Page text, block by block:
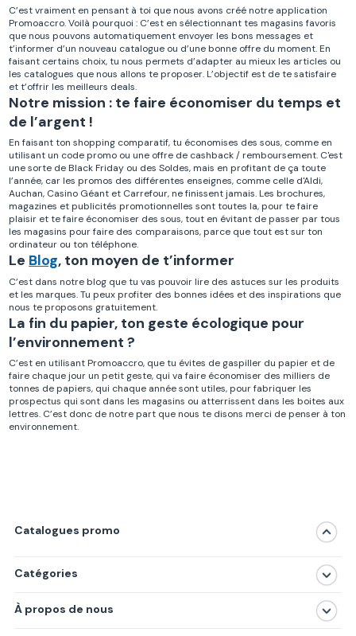
C’est vraiment en pensant à toi que nous avons créé notre application
Promoaccro. Voilà pourquoi : C’est en sélectionnant tes magasins favoris
que nous pouvons automatiquement envoyer les bons messages et
t’informer d’un nouveau catalogue ou d’une bonne offre du moment. En
faisant certains choix, tu nous permets d’adapter au mieux les articles ou
les catalogues que nous allons te proposer. L’objectif est de te satisfaire
et t’offrir les meilleurs deals.
Notre mission : te faire économiser du temps et
de l’argent !
En faisant ton shopping comparatif, tu économises des sous, comme en
utilisant un code promo ou une offre de cashback / remboursement. C'est
une sorte de Black Friday ou des Soldes, mais en profitant de ça toute
l’année, car les promos des différentes enseignes, comme celle d'Aldi,
Auchan, Casino Géant et Carrefour, ne finissent jamais. Les brochures,
magazines et publicités promotionnelles sont toutes la, pour te faire
plaisir et te faire économiser des sous, tout en évitant de passer par tous
les magasins pour faire des comparaisons, parce que tout est sur ton
ordinateur ou ton téléphone.
Le Blog, ton moyen de t’informer
C’est dans notre blog que tu vas pouvoir lire des astuces sur les produits
et les marques. Tu peux profiter des bonnes idées et des inspirations que
nous te proposons gratuitement.
La fin du papier, ton geste écologique pour
l’environnement ?
C’est en utilisant Promoaccro, que tu évites de gaspiller du papier et de
faire chaque jour un petit geste, qui va faire économiser des milliers de
tonnes de papiers, qui chaque année sont utiles, pour fabriquer les
prospectus qui sont dans les magasins ou atterrissent dans les boites aux
lettres. C’est donc de notre part que nous te disons merci de penser à ton
environnement.
Catalogues promo
Catégories
Produits
À propos de nous